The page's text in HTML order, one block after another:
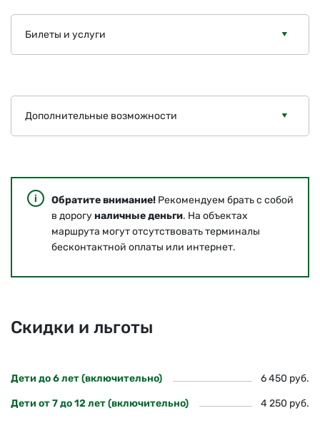
Билеты и услуги
Дополнительные возможности
Обратите внимание! Рекомендуем брать с собой
в дорогуналичные деньги. На объектах
маршрута могут отсутствовать терминалы
бесконтактной оплаты или интернет.
Скидки и льготы
Дети до 6 лет (включительно) 6 450 руб.
Дети от 7 до 12 лет (включительно) 4 250 руб.